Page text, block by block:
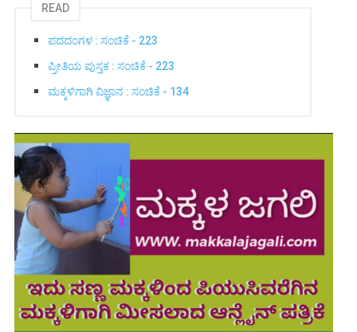
READ
ಪದದಂಗಳ : ಸಂಚಿಕೆ - 223
ಪ್ರೀತಿಯ ಪುಸ್ತಕ : ಸಂಚಿಕೆ - 223
ಮಕ್ಕಳಿಗಾಗಿ ವಿಜ್ಞಾನ : ಸಂಚಿಕೆ - 134